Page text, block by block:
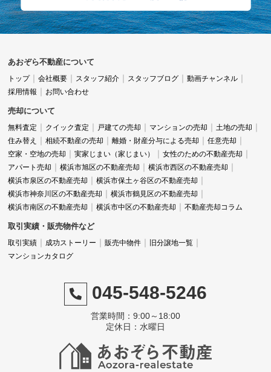
あおぞら不動産について
トップ 会社概要 スタッフ紹介 スタッフブログ
動画チャンネル
採用情報
お問い合わせ
売却について
無料査定 クイック査定 戸建ての売却 マンションの売却
土地の売却
住み替え
相続不動産の売却 離婚・財産分与による売却
任意売却
空家・空地の売却
実家じまい（家じまい）
女性のための不動産売却
アパート売却
横浜市旭区の不動産売却
横浜市西区の不動産売却
横浜市泉区の不動産売却
横浜市保土ヶ谷区の不動産売却
横浜市神奈川区の不動産売却
横浜市鶴見区の不動産売却
横浜市南区の不動産売却
横浜市中区の不動産売却 不動産売却コラム
取引実績・販売物件など
取引実績 成功ストーリー 販売中物件
旧分譲地一覧
マンションカタログ
045-548-5246
営業時間：9:00～18:00
定休日：水曜日